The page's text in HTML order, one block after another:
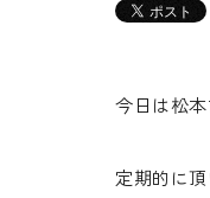
今日は松
定期的に